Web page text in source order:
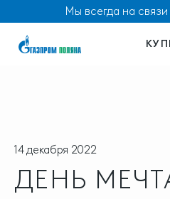
Мы всегда на связи
14 декабря 2022
ДЕНЬ